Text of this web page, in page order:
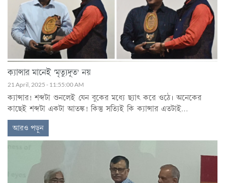
বাংলা ওয়ার্ল্ডওয়াইড। সভাটির নাম ছিল "হোয়াট অল ইইউ ওয়ান্টেড টু নো
আ
ক্যান্সার মানেই 'মৃত্যুদূত' নয়
21 April, 2025 - 11:55:00 AM
ক্যান্সার! শব্দটা শুনলেই যেন বুকের মধ্যে ছ্যাৎ করে ওঠে। অনেকের
কাছেই শব্দটা একটা আতঙ্ক! কিন্তু সত্যিই কি ক্যান্সার এতটাই
আতঙ্কজনক? চিকিৎসা কী ক্যান্সারের? কোথায় কোথায় হতে পারে
ক্যান্সার?
আরও পড়ুন